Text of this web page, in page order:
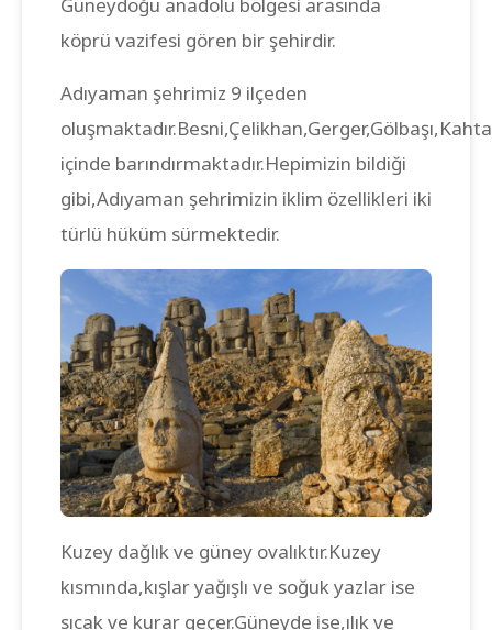
köprü vazifesi gören bir şehirdir.
Adıyaman şehrimiz 9 ilçeden
içinde barındırmaktadır.Hepimizin bildiği
gibi,Adıyaman şehrimizin iklim özellikleri iki
türlü hüküm sürmektedir.
Kuzey dağlık ve güney ovalıktır.Kuzey
kısmında,kışlar yağışlı ve soğuk yazlar ise
sıcak ve kurar geçer.Güneyde ise,ılık ve